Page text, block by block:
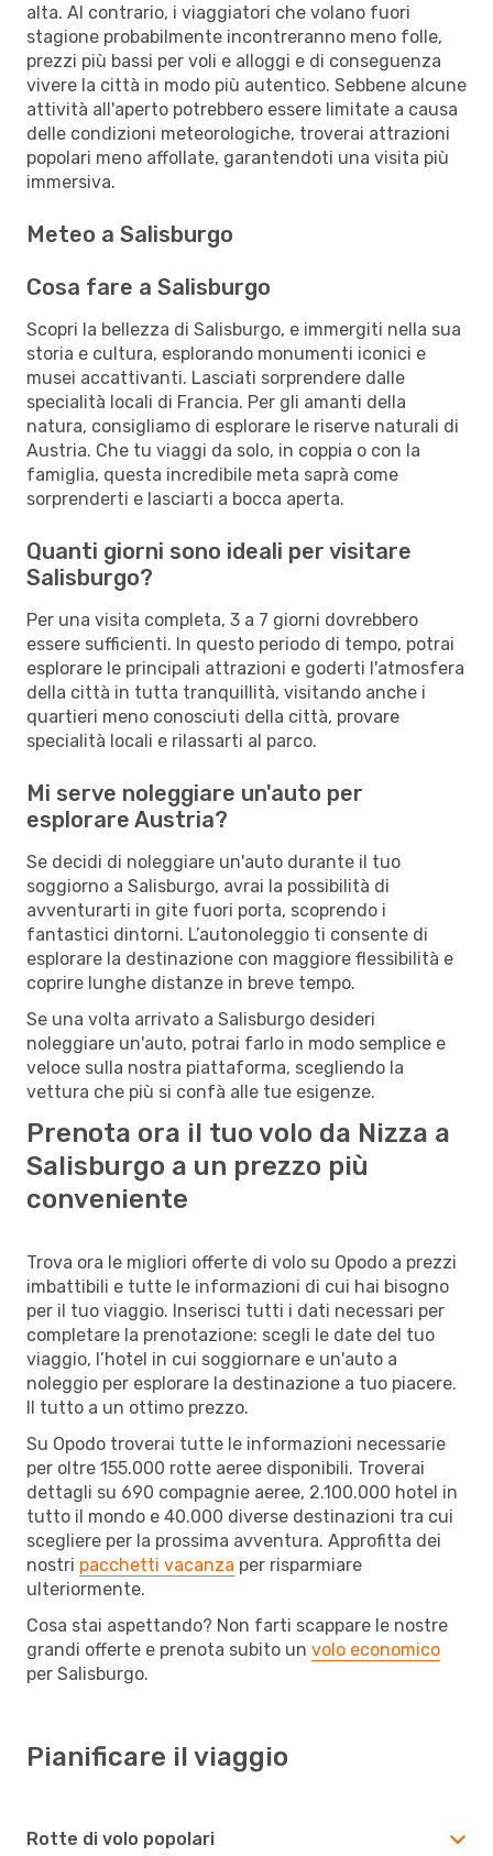
alta. Al contrario, i viaggiatori che volano fuori
stagione probabilmente incontreranno meno folle,
prezzi più bassi per voli e alloggi e di conseguenza
vivere la città in modo più autentico. Sebbene alcune
attività all'aperto potrebbero essere limitate a causa
delle condizioni meteorologiche, troverai attrazioni
popolari meno affollate, garantendoti una visita più
immersiva.
Meteo a Salisburgo
Cosa fare a Salisburgo
Scopri la bellezza di Salisburgo, e immergiti nella sua
storia e cultura, esplorando monumenti iconici e
musei accattivanti. Lasciati sorprendere dalle
specialità locali di Francia. Per gli amanti della
natura, consigliamo di esplorare le riserve naturali di
Austria. Che tu viaggi da solo, in coppia o con la
famiglia, questa incredibile meta saprà come
sorprenderti e lasciarti a bocca aperta.
Quanti giorni sono ideali per visitare
Salisburgo?
Per una visita completa, 3 a 7 giorni dovrebbero
essere sufficienti. In questo periodo di tempo, potrai
esplorare le principali attrazioni e goderti l'atmosfera
della città in tutta tranquillità, visitando anche i
quartieri meno conosciuti della città, provare
specialità locali e rilassarti al parco.
Mi serve noleggiare un'auto per
esplorare Austria?
Se decidi di noleggiare un'auto durante il tuo
soggiorno a Salisburgo, avrai la possibilità di
avventurarti in gite fuori porta, scoprendo i
fantastici dintorni. L’autonoleggio ti consente di
esplorare la destinazione con maggiore flessibilità e
coprire lunghe distanze in breve tempo.
Se una volta arrivato a Salisburgo desideri
noleggiare un'auto, potrai farlo in modo semplice e
veloce sulla nostra piattaforma, scegliendo la
vettura che più si confà alle tue esigenze.
Prenota ora il tuo volo da Nizza a
Salisburgo a un prezzo più
conveniente
Trova ora le migliori offerte di volo su Opodo a prezzi
imbattibili e tutte le informazioni di cui hai bisogno
per il tuo viaggio. Inserisci tutti i dati necessari per
completare la prenotazione: scegli le date del tuo
viaggio, l’hotel in cui soggiornare e un'auto a
noleggio per esplorare la destinazione a tuo piacere.
Il tutto a un ottimo prezzo.
Su Opodo troverai tutte le informazioni necessarie
per oltre 155.000 rotte aeree disponibili. Troverai
dettagli su 690 compagnie aeree, 2.100.000 hotel in
tutto il mondo e 40.000 diverse destinazioni tra cui
scegliere per la prossima avventura. Approfitta dei
nostri pacchetti vacanza per risparmiare
ulteriormente.
Cosa stai aspettando? Non farti scappare le nostre
grandi offerte e prenota subito un volo economico
per Salisburgo.
Pianificare il viaggio
Rotte di volo popolari